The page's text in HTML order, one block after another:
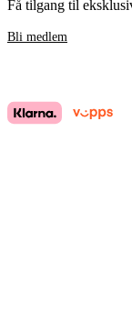
Få tilgang til
Bli medlem